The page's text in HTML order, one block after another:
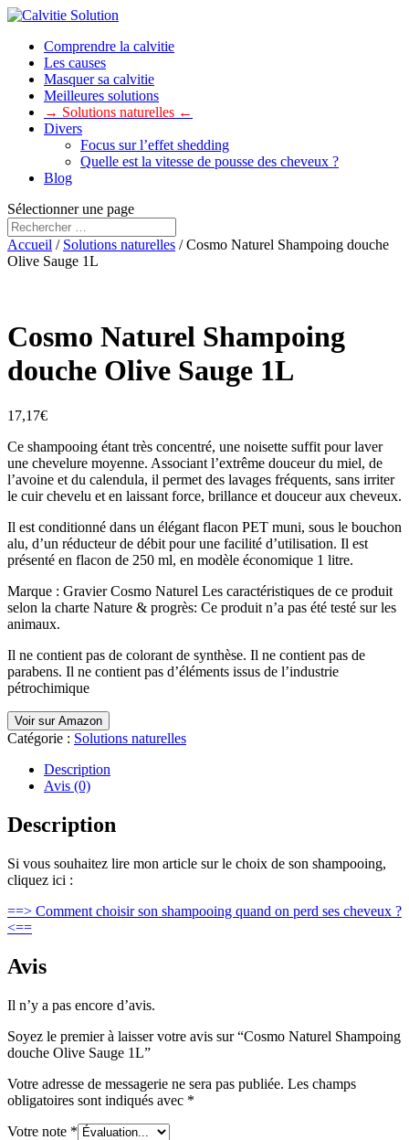
Comprendre la calvitie
Les causes
Masquer sa calvitie
Meilleures solutions
→ Solutions naturelles ←
Divers
Focus sur l’effet shedding
Quelle est la vitesse de pousse des cheveux ?
Blog
Sélectionner une page
Accueil / Solutions naturelles / Cosmo Naturel Shampoing douche
Olive Sauge 1L
Cosmo Naturel Shampoing
douche Olive Sauge 1L
17,17€
Ce shampooing étant très concentré, une noisette suffit pour laver
une chevelure moyenne. Associant l’extrême douceur du miel, de
l’avoine et du calendula, il permet des lavages fréquents, sans irriter
le cuir chevelu et en laissant force, brillance et douceur aux cheveux.
Il est conditionné dans un élégant flacon PET muni, sous le bouchon
alu, d’un réducteur de débit pour une facilité d’utilisation. Il est
présenté en flacon de 250 ml, en modèle économique 1 litre.
Marque : Gravier Cosmo Naturel Les caractéristiques de ce produit
selon la charte Nature & progrès: Ce produit n’a pas été testé sur les
animaux.
Il ne contient pas de colorant de synthèse. Il ne contient pas de
parabens. Il ne contient pas d’éléments issus de l’industrie
pétrochimique
Voir sur Amazon
Catégorie : Solutions naturelles
Description
Avis (0)
Description
Si vous souhaitez lire mon article sur le choix de son shampooing,
cliquez ici :
==> Comment choisir son shampooing quand on perd ses cheveux ?
<==
Avis
Il n’y a pas encore d’avis.
Soyez le premier à laisser votre avis sur “Cosmo Naturel Shampoing
douche Olive Sauge 1L”
Votre adresse de messagerie ne sera pas publiée. Les champs
obligatoires sont indiqués avec *
Votre note *